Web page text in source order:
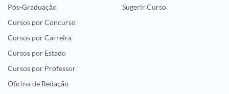
Pós-Graduação
Cursos por Concurso
Cursos por Carreira
Cursos por Estado
Cursos por Professor
Oficina de Redação
Sugerir Curso